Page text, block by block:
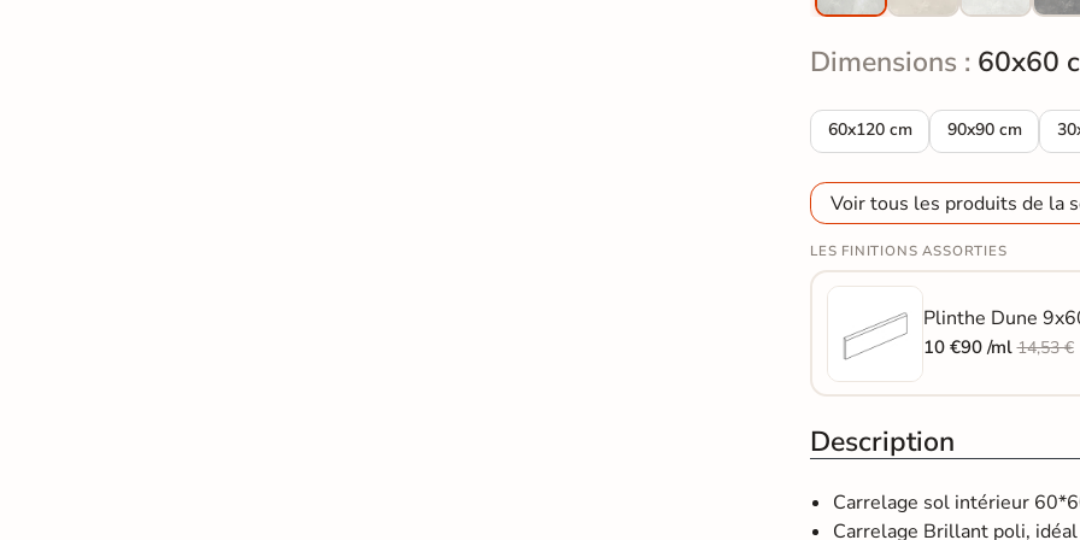
Dimensions : 60x60
60x120 cm
Carrelage sol poli Dune perle
90x90 cm
Carrelage sol
Voir tous les produits de la
LES FINITIONS ASSORTIES
Plinthe Dune
10 €90 /ml14,53 €
Description
Carrelage sol intérieur
Carrelage Brillant poli,